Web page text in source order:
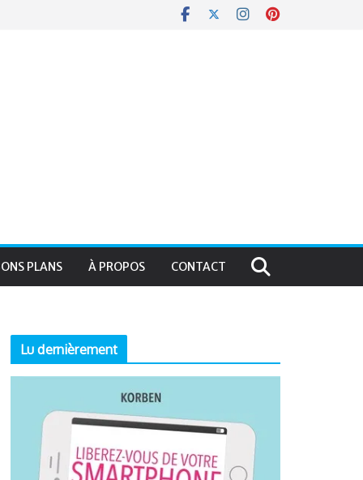
PLANS À PROPOS CONTACT
Lu dernièrement